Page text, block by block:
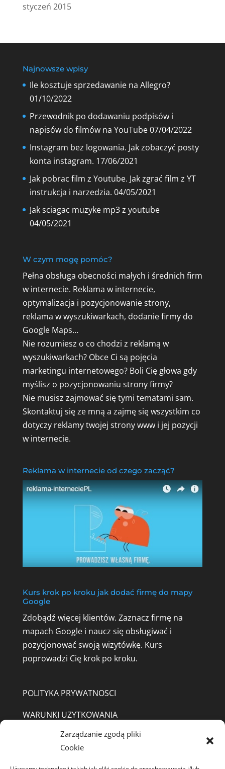
Zarządzanie zgodą pliki
Cookie
styczeń 2015
Najnowsze wpisy
Ile kosztuje sprzedawanie na Allegro?
01/10/2022
Przewodnik po dodawaniu podpisów i
napisów do filmów na YouTube07/04/2022
Instagram bez logowania. Jak zobaczyć posty
konta instagram. 17/06/2021
Jak pobrac film z Youtube. Jak zgrać film z YT
instrukcja i narzedzia. 04/05/2021
Jak sciagac muzyke mp3 z youtube
04/05/2021
W czym mogę pomóc?
Pełna obsługa obecności małych i średnich firm
w internecie. Reklama w internecie,
optymalizacja i pozycjonowanie strony,
reklama w wyszukiwarkach, dodanie firmy do
Google Maps…
Nie rozumiesz o co chodzi z reklamą w
wyszukiwarkach? Obce Ci są pojęcia
marketingu internetowego? Boli Cię głowa gdy
myślisz o pozycjonowaniu strony firmy?
Nie musisz zajmować się tymi tematami sam.
Skontaktuj się ze mną a zajmę się wszystkim co
dotyczy reklamy twojej strony www i jej pozycji
w internecie.
Reklama w internecie od czego zacząć?
Kurs krok po kroku jak dodać firmę do mapy
Google
Zdobądź więcej klientów. Zaznacz firmę na
mapach Google i naucz się obsługiwać i
pozycjonować swoją wizytówkę. Kurs
poprowadzi Cię krok po kroku.
POLITYKA PRYWATNOSCI
WARUNKI UZYTKOWANIA
REGULAMIN SKLEP
Jeśli masz pytania pisz A3 Agata Eigner